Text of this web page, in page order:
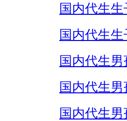
国内代生生
国内代生生
国内代生
国内代生男
国内代生